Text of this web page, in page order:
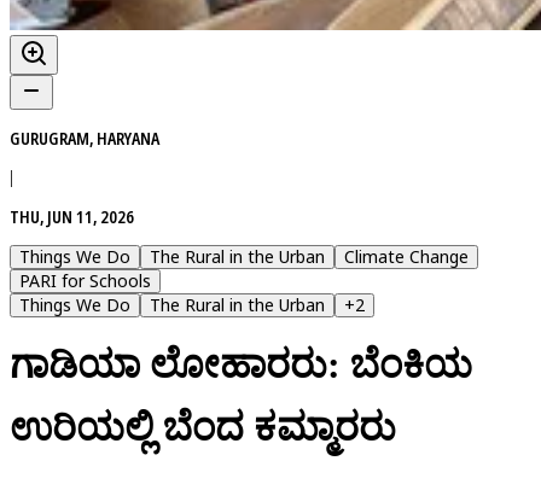
GURUGRAM, HARYANA
|
THU, JUN 11, 2026
Things We Do
The Rural in the Urban
Climate Change
PARI for Schools
Things We Do
The Rural in the Urban +2
ಗಾಡಿಯಾ ಲೋಹಾರರು: ಬೆಂಕಿಯ
ಉರಿಯಲ್ಲಿ ಬೆಂದ ಕಮ್ಮಾರರು